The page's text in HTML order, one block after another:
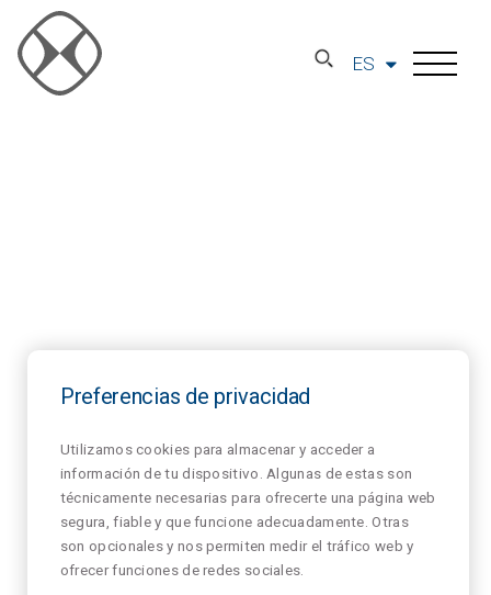
ES
Preferencias de privacidad
Utilizamos cookies para almacenar y acceder a
información de tu dispositivo. Algunas de estas son
técnicamente necesarias para ofrecerte una página web
segura, fiable y que funcione adecuadamente. Otras
son opcionales y nos permiten medir el tráfico web y
ofrecer funciones de redes sociales.